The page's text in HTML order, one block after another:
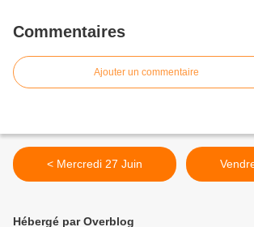
Commentaires
Ajouter un commentaire
< Mercredi 27 Juin
Hébergé par Overblog